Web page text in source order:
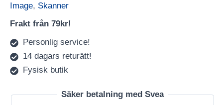
Image, Skanner
Frakt från 79kr!
Personlig service!
14 dagars returätt!
Fysisk butik
Säker betalning med Svea